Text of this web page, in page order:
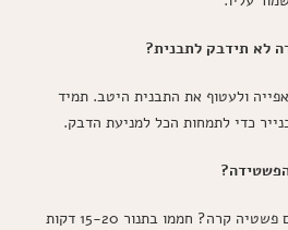
לא תידבק לתבנית?
ולעטוף את התבנית היטב. תמיד
כדי לתמחות הכל למניעת הדבק.
יצאתם לפיקניק ונשארתם עם פשטיה קרה? חממו בתנור 15-20 דקות